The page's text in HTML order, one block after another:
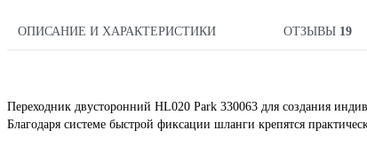
ОПИСАНИЕ И ХАРАКТЕРИСТИКИ ОТЗЫВЫ 19
Переходник двусторонний HL020 Park 330063 для создания
Благодаря системе быстрой фиксации шланги крепятся